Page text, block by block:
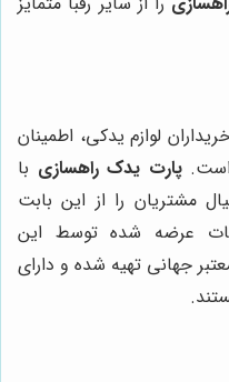
لوازم یدکی، اطمینان
است.پارت یدک راهسازی با
مشتریان را از این بابت
عرضه شده توسط این
جهانی تهیه شده و دارای